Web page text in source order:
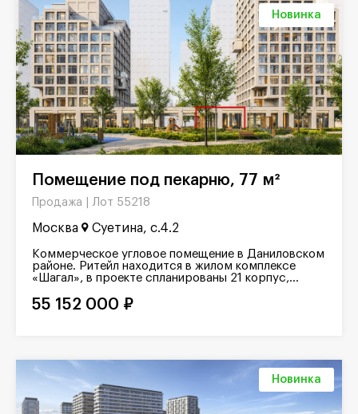
Новинка
Помещение под пекарню, 77 м²
Продажа | Лот 55218
Москва Суетина, с.4.2
Коммерческое угловое помещение в Даниловском
районе. Ритейл находится в жилом комплексе
«Шагал», в проекте спланированы 21 корпус,...
55 152 000 ₽
Новинка